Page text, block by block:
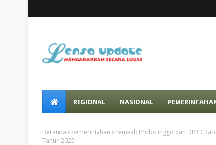
REGIONAL NASIONAL
Beranda pemerintahan
Pemkab Probolinggo dan DPRD
Tahun 2025